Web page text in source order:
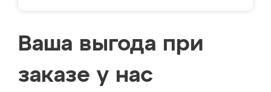
Ваша выгода при
заказе у нас